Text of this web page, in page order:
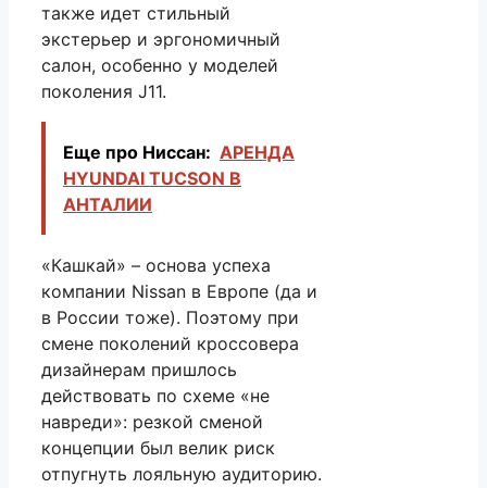
также идет стильный
экстерьер и эргономичный
салон, особенно у моделей
поколения J11.
Еще про Ниссан: АРЕНДА
HYUNDAI TUCSON В
АНТАЛИИ
«Кашкай» – основа успеха
компании Nissan в Европе (да и
в России тоже). Поэтому при
смене поколений кроссовера
дизайнерам пришлось
действовать по схеме «не
навреди»: резкой сменой
концепции был велик риск
отпугнуть лояльную аудиторию.